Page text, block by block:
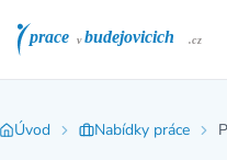
Úvod Nabídky práce